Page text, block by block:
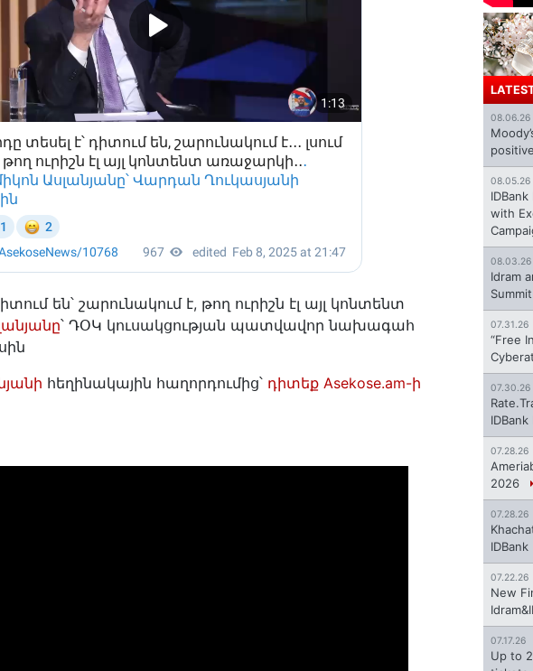
են՝ շարունակում է, թող ուրիշն էլ այլ կոնտենտ
՝ ԴՕԿ կուսակցության պատվավոր նախագահ
հեղինակային հաղորդումից՝ դիտեք Asekose.am-ի
08.06.26
positive
08.05.26
with
08.03.26
Idram
Summit
07.31.26
“Free
07.30.26
07.28.26
2026
07.28.26
IDBank
07.22.26
New
07.17.26
Up to